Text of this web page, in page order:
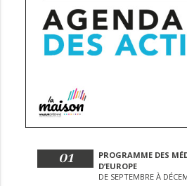
01
PROGRAMME DES
D’EUROPE
DE SEPTEMBRE À